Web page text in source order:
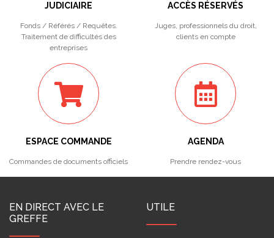
JUDICIAIRE
Fonds / Référés / Requêtes.
Traitement de difficultés des
entreprises
ACCÈS RÉSERVÉS
Juges, professionnels du droit,
clients en compte
ESPACE COMMANDE
Commandes de documents officiels
AGENDA
Prendre rendez-vous
EN DIRECT AVEC LE
GREFFE
UTILE